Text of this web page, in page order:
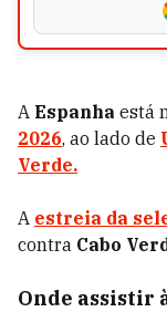
A Espanha está
2026, ao lado de
Verde.
A estreia da
contra Cabo
Onde assistir